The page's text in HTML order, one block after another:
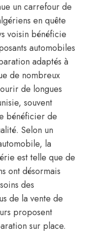
un carrefour de
en quête
voisin bénéficie
automobiles
adaptés à
de nombreux
de longues
souvent
bénéficier de
Selon un
la
est telle que de
ont désormais
des
de la vente de
proposent
sur place.